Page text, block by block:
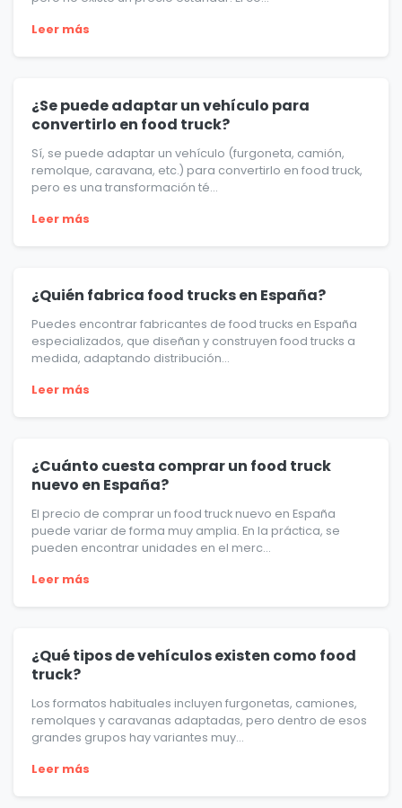
Leer más
¿Se puede adaptar un vehículo para
convertirlo en food truck?
Sí, se puede adaptar un vehículo (furgoneta, camión,
remolque, caravana, etc.) para convertirlo en food truck,
pero es una transformación té...
Leer más
¿Quién fabrica food trucks en España?
Puedes encontrar fabricantes de food trucks en España
especializados, que diseñan y construyen food trucks a
medida, adaptando distribución...
Leer más
¿Cuánto cuesta comprar un food truck
nuevo en España?
El precio de comprar un food truck nuevo en España
puede variar de forma muy amplia. En la práctica, se
pueden encontrar unidades en el merc...
Leer más
¿Qué tipos de vehículos existen como food
truck?
Los formatos habituales incluyen furgonetas, camiones,
remolques y caravanas adaptadas, pero dentro de esos
grandes grupos hay variantes muy...
Leer más